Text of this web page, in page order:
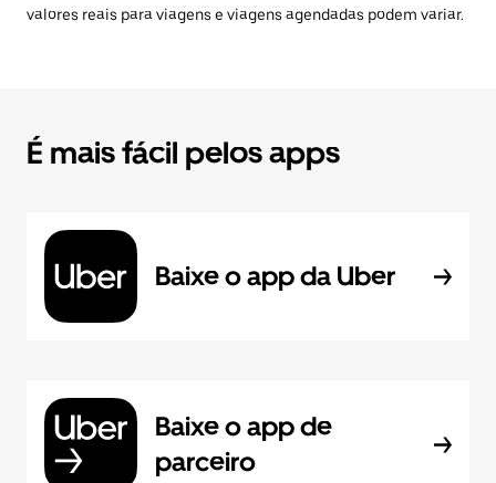
valores reais para viagens e viagens agendadas podem variar.
É mais fácil pelos apps
Baixe o app da Uber
Baixe o app de
parceiro